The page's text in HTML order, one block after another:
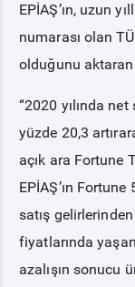
EPİAŞ’ın, uzun
numarası olan
olduğunu
“2020 yılında
yüzde 20,3
açık ara Fortune
EPİAŞ’ın
satış
fiyatlarında
azalışın sonucu